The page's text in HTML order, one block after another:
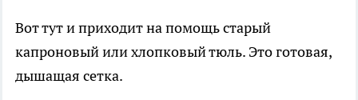
Вот тут и приходит на помощь старый
капроновый или хлопковый тюль. Это готовая,
дышащая сетка.